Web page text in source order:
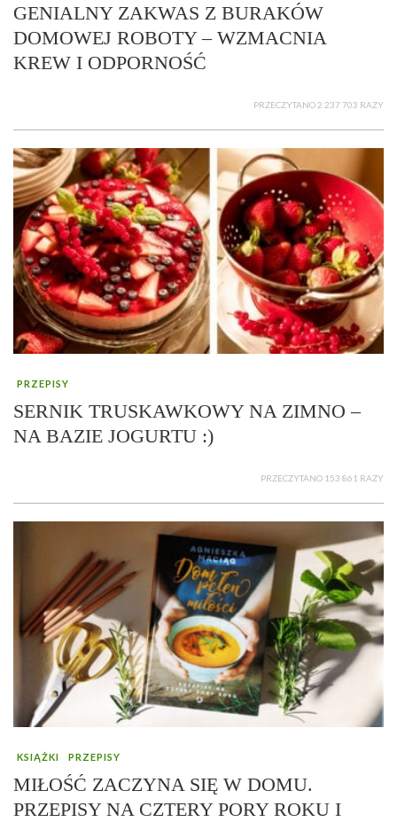
GENIALNY ZAKWAS Z BURAKÓW
DOMOWEJ ROBOTY – WZMACNIA
KREW I ODPORNOŚĆ
PRZECZYTANO 2 237 703 RAZY
PRZEPISY
SERNIK TRUSKAWKOWY NA ZIMNO –
NA BAZIE JOGURTU :)
PRZECZYTANO 153 861 RAZY
KSIĄŻKI PRZEPISY
MIŁOŚĆ ZACZYNA SIĘ W DOMU.
PRZEPISY NA CZTERY PORY ROKU I